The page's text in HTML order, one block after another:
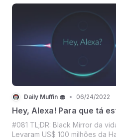
novinha no Diz que lê e o
Daily Muffin 🧁 • 06/24/2022
Hey, Alexa! Para que tá
#081 TL;DR: Black Mirror da
Levaram US$ 100 milhões da